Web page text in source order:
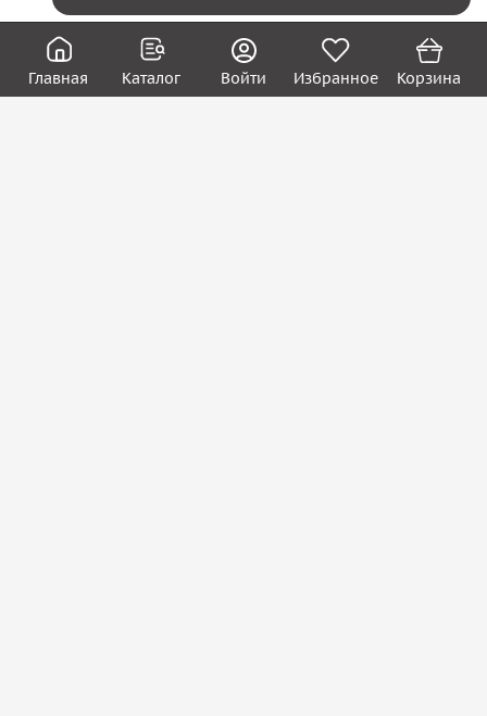
Главная Каталог Избранное
Войти Корзина
Юридическим лицам
Акции
Вакансии
Контакты